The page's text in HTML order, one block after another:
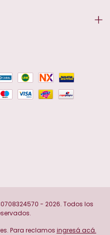
- 2026. Todos los
Para reclamos ingresá acá.